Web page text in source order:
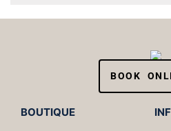
BOOK
BOUTIQUE